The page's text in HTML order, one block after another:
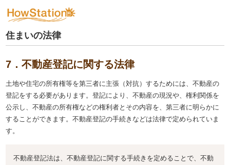
住まいの法律
7．不動産登記に関する法律
土地や住宅の所有権等を第三者に主張（対抗）するためには、不動産の
登記をする必要があります。登記により、不動産の現況や、権利関係を
公示し、不動産の所有権などの権利者とその内容を、第三者に明らかに
することができます。不動産登記の手続きなどは法律で定められていま
す。
不動産登記法は、不動産登記に関する手続きを定めることで、不動